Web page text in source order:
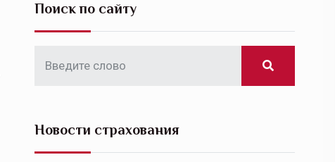
Поиск по сайту
Новости страхования